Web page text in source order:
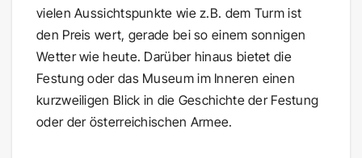
vielen Aussichtspunkte wie z.B. dem Turm ist
den Preis wert, gerade bei so einem sonnigen
Wetter wie heute. Darüber hinaus bietet die
Festung oder das Museum im Inneren einen
kurzweiligen Blick in die Geschichte der Festung
oder der österreichischen Armee.